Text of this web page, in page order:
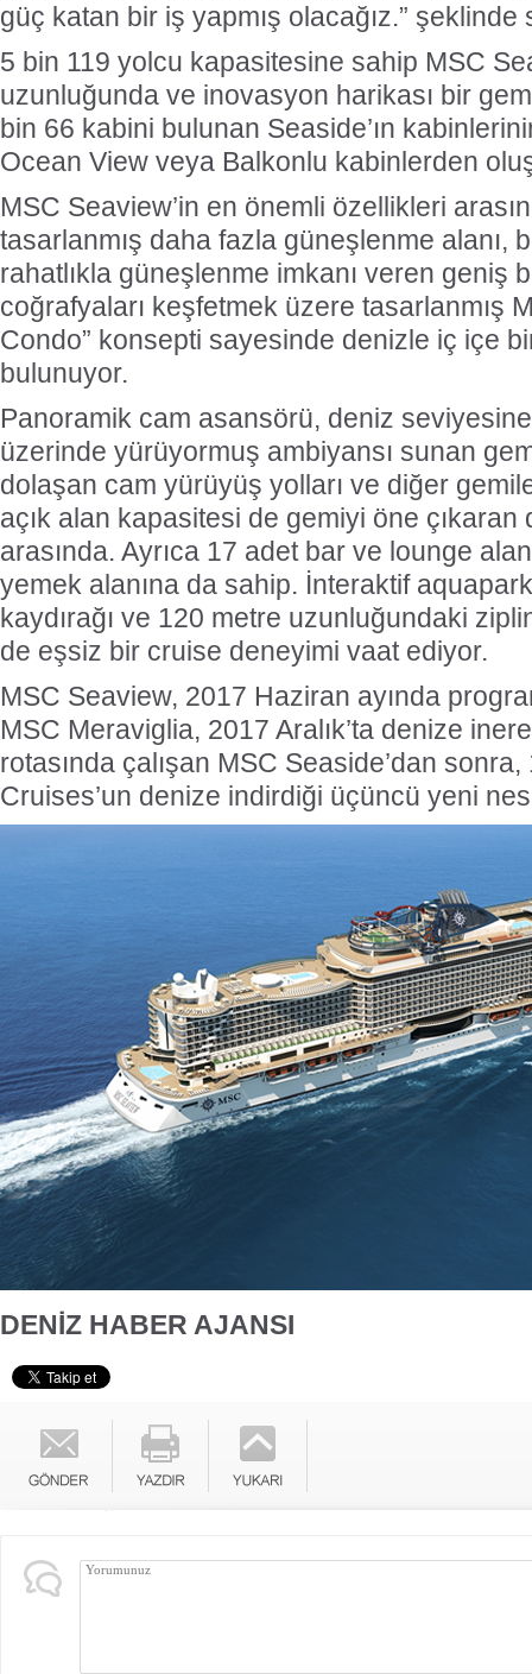
güç katan bir iş yapmış olacağız.” şeklinde
5 bin 119 yolcu kapasitesine sahip MSC
uzunluğunda ve inovasyon harikası bir
bin 66 kabini bulunan Seaside’ın
Ocean View veya Balkonlu kabinlerden
MSC Seaview’in en önemli özellikleri
tasarlanmış daha fazla güneşlenme alanı,
rahatlıkla güneşlenme imkanı veren geniş
coğrafyaları keşfetmek üzere tasarlanmış
Condo” konsepti sayesinde denizle iç içe
bulunuyor.
Panoramik cam asansörü, deniz
üzerinde yürüyormuş ambiyansı sunan
dolaşan cam yürüyüş yolları ve diğer
açık alan kapasitesi de gemiyi öne çıkaran
arasında. Ayrıca 17 adet bar ve lounge
yemek alanına da sahip. İnteraktif
kaydırağı ve 120 metre uzunluğundaki
de eşsiz bir cruise deneyimi vaat ediyor.
MSC Seaview, 2017 Haziran ayında
MSC Meraviglia, 2017 Aralık’ta denize
rotasında çalışan MSC Seaside’dan
Cruises’un denize indirdiği üçüncü yeni
DENİZ HABER AJANSI